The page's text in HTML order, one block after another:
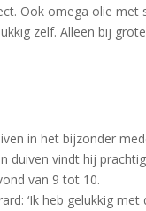
Ook omega olie
zelf. Alleen bij
in het bijzonder
duiven vindt hij
van 9 tot 10.
‘Ik heb gelukkig